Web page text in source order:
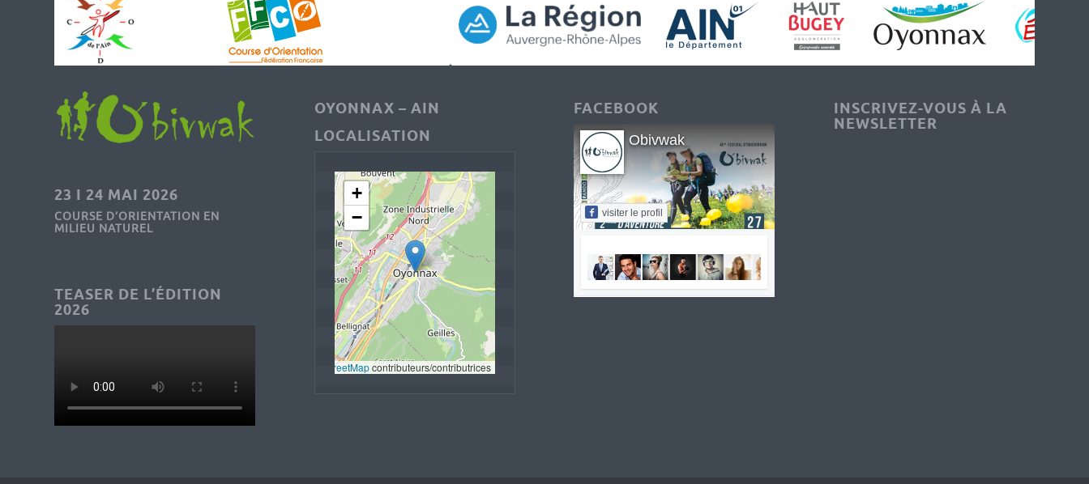
23 I 24 MAI 2026
COURSE D’ORIENTATION EN
MILIEU NATUREL
TEASER DE L’ÉDITION
2026
OYONNAX – AIN
LOCALISATION
+
−
OpenStreetMap contributeurs/contributrices
FACEBOOK
Obivwak
visiter le profil
INSCRIVEZ-VOUS À LA
NEWSLETTER